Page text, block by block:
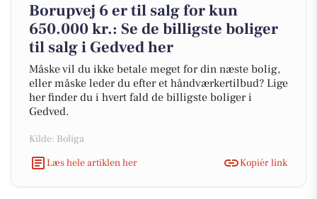
Borupvej 6 er til salg for kun
650.000 kr.: Se de billigste boliger
til salg i Gedved her
Måske vil du ikke betale meget for din næste bolig,
eller måske leder du efter et håndværkertilbud? Lige
her finder du i hvert fald de billigste boliger i
Gedved.
Kilde: Boliga
Læs hele artiklen her
Kopiér link